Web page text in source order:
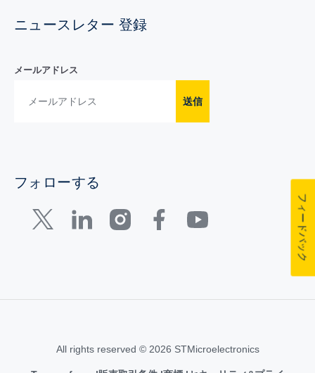
ニュースレター 登録
メールアドレス
送信
フォローする
All rights reserved © 2026 STMicroelectronics
フィードバック